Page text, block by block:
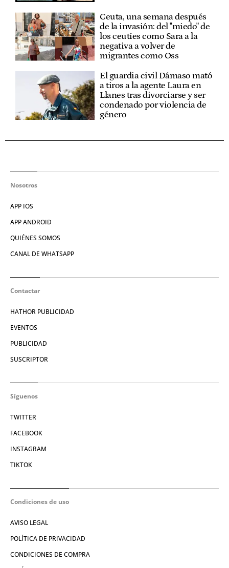
Ceuta, una semana después
de la invasión: del "miedo" de
los ceutíes como Sara a la
negativa a volver de
migrantes como Oss
El guardia civil Dámaso mató
a tiros a la agente Laura en
Llanes tras divorciarse y ser
condenado por violencia de
género
Nosotros
APP IOS
APP ANDROID
QUIÉNES SOMOS
CANAL DE WHATSAPP
Contactar
HATHOR PUBLICIDAD
EVENTOS
PUBLICIDAD
SUSCRIPTOR
Síguenos
TWITTER
FACEBOOK
INSTAGRAM
TIKTOK
Condiciones de uso
AVISO LEGAL
POLÍTICA DE PRIVACIDAD
CONDICIONES DE COMPRA